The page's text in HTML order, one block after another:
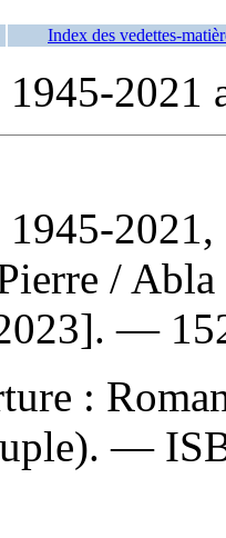
Index des vedettes-
2021
2021,
/
—
:
—